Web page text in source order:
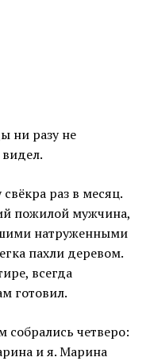
ни разу не
раз в месяц.
пожилой мужчина,
натруженными
пахли деревом.
всегда
готовил.
собрались четверо:
и я. Марина